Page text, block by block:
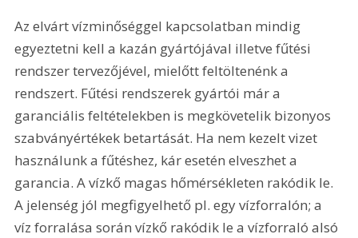
Az elvárt vízminőséggel kapcsolatban mindig
egyeztetni kell a kazán gyártójával illetve fűtési
rendszer tervezőjével, mielőtt feltöltenénk a
rendszert. Fűtési rendszerek gyártói már a
garanciális feltételekben is megkövetelik bizonyos
szabványértékek betartását. Ha nem kezelt vizet
használunk a fűtéshez, kár esetén elveszhet a
garancia. A vízkő magas hőmérsékleten rakódik le.
A jelenség jól megfigyelhető pl. egy vízforralón; a
víz forralása során vízkő rakódik le a vízforraló alsó